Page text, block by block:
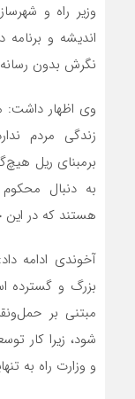
وزیر راه و
اندیشه و
نگرش بدون
وی اظهار
زندگی مردم
برمبنای ریل
به دنبال
هستند که در این
آخوندی ادامه
مبتنی بر
شود، زیرا کار
و وزارت راه به